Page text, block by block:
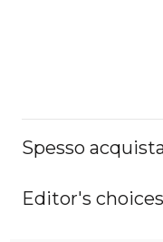
Spesso
Editor's choices